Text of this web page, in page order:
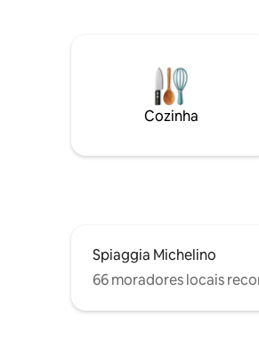
estradas de acesso ao mar,
restaurantes, lojas, farmácias e
estação de trem, tudo para
férias um momento de
Cozinha
Spiaggia Michelino
66 moradores locais